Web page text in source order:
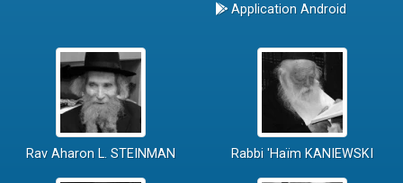
Application Android
Rav Aharon L. STEINMAN Rabbi 'Haïm KANIEWSKI